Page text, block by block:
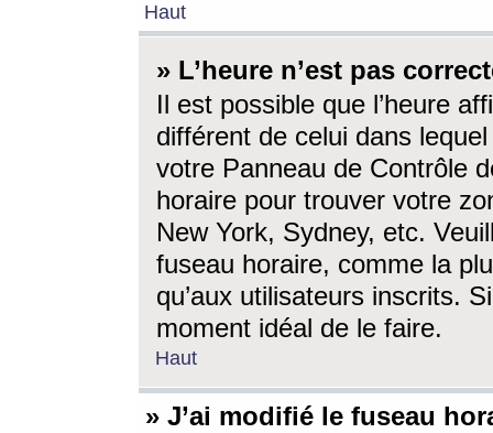
Haut
» L’heure n’est pas
Il est possible que l’heure
différent de celui dans
votre Panneau de Contrôle
horaire pour trouver votre
New York, Sydney, etc.
fuseau horaire, comme la
qu’aux utilisateurs inscrits.
moment idéal de le faire.
Haut
» J’ai modifié le fuseau